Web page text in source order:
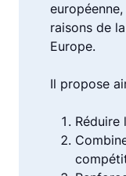
raisons de
Europe.
Il propose
Réduire